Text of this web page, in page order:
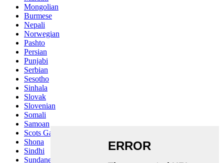
Mongolian
Burmese
Nepali
Norwegian
Pashto
Persian
Punjabi
Serbian
Sesotho
Sinhala
Slovak
Slovenian
Somali
Samoan
Scots Gaelic
Shona
Sindhi
Sundanese